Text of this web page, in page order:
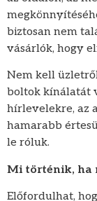
biztosan nem
vásárlók, hogy
Nem kell
boltok kínálatát
hírlevelekre, az
hamarabb
le róluk.
Mi történik, ha
Előfordulhat,